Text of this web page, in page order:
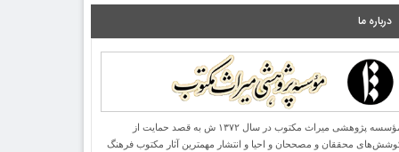
درباره ما
مؤسسه پژوهشی میراث مكتوب در سال ۱۳۷۲ ش به قصد حمایت از
محققان و مصححان و احیا و انتشار مهمترین آثار مكتوب فرهنگ